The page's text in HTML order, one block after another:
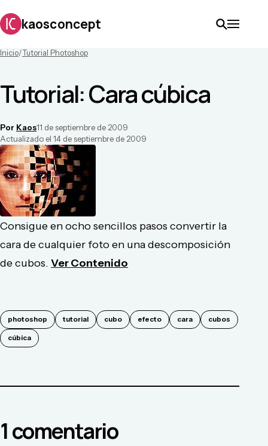
kaosconcept
Inicio/Tutorial Photoshop
Tutorial: Cara cúbica
Por Kaos11 de septiembre de 2009
Actualizado el 14 de septiembre de 2009
Consigue en ocho sencillos pasos convertir la
cara de cualquier foto en una descomposición
de cubos. Ver Contenido
photoshop tutorial cubo efecto cara cubos
cúbica
1comentario